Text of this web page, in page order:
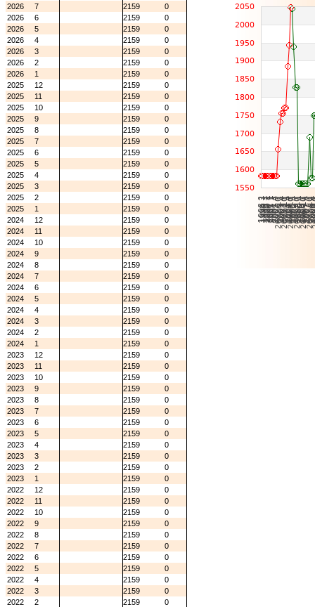
2026
7 2159
0
2026
6 2159
0
2026
5 2159
0
2026
4 2159
0
2026
3 2159
0
2026
2 2159
0
2026
1 2159
0
2025
12 2159
0
2025
11 2159
0
2025
10 2159
0
2025
9 2159
0
2025
8 2159
0
2025
7 2159
0
2025
6 2159
0
2025
5 2159
0
2025
4 2159
0
2025
3 2159
0
2025
2 2159
0
2025
1 2159
0
2024
12 2159
0
2024
11 2159
0
2024
10 2159
0
2024
9 2159
0
2024
8 2159
0
2024
7 2159
0
2024
6 2159
0
2024
5 2159
0
2024
4 2159
0
2024
3 2159
0
2024
2 2159
0
2024
1 2159
0
2023
12 2159
0
2023
11 2159
0
2023
10 2159
0
2023
9 2159
0
2023
8 2159
0
2023
7 2159
0
2023
6 2159
0
2023
5 2159
0
2023
4 2159
0
2023
3 2159
0
2023
2 2159
0
2023
1 2159
0
2022
12 2159
0
2022
11 2159
0
2022
10 2159
0
2022
9 2159
0
2022
8 2159
0
2022
7 2159
0
2022
6 2159
0
2022
5 2159
0
2022
4 2159
0
2022
3 2159
0
2022
2 2159
0